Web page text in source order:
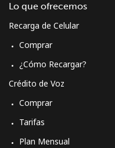
Lo que ofrecemos
Recarga de Celular
Comprar
¿Cómo Recargar?
Crédito de Voz
Comprar
Tarifas
Plan Mensual